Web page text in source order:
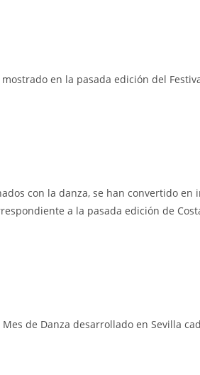
en la pasada edición del
con la danza, se han convertido en
a la pasada edición de
de Danza desarrollado en Sevilla